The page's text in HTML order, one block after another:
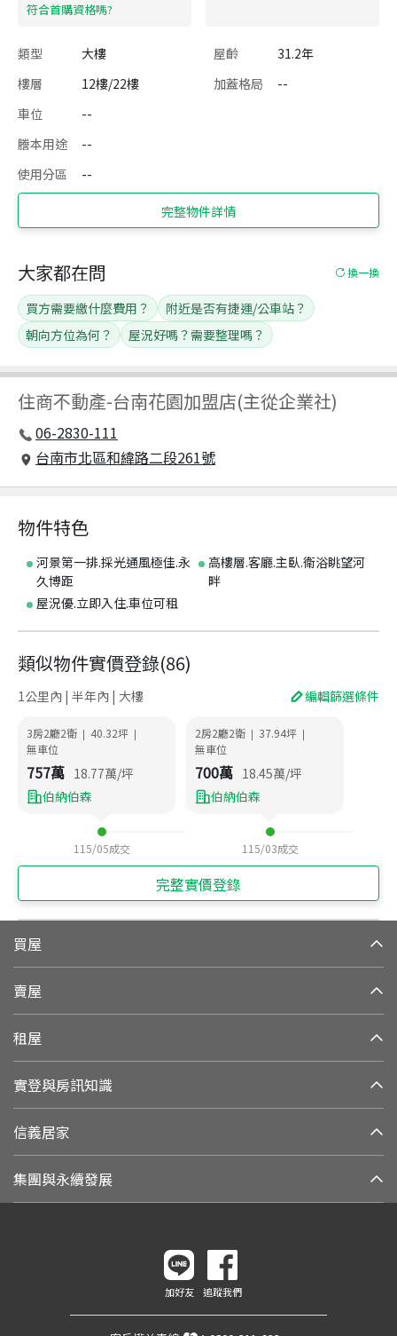
​符合首購資格嗎?
類型 大樓 屋齡
31.2年
樓層
12樓/22樓 加蓋格局
--
車位
--
謄本用途
--
使用分區
--
完整物件詳情
住商不動產-台南花園加盟店(主從企業社)
06-2830-111
台南市北區和緯路二段261號
大家都在問 換一換
買方需要繳什麼費用？
附近是否有捷運/公車站？
朝向方位為何？
屋況好嗎？需要整理嗎？
物件特色
河景第一排.採光通風極佳.永
久博距
高樓層.客廳.主臥.衛浴眺望河
畔
屋況優.立即入住.車位可租
類似物件實價登錄(86)
1公里內 | 半年內 | 大樓 編輯篩選條件
3房2廳2衛 | 40.32坪 |
無車位
757萬 18.77萬/坪
伯納伯森
115/05成交
2房2廳2衛 | 37.94坪 |
無車位
700萬 18.45萬/坪
伯納伯森
115/03成交
完整實價登錄
買屋
賣屋
租屋
實登與房訊知識
信義居家
集團與永續發展
加好友 追蹤我們